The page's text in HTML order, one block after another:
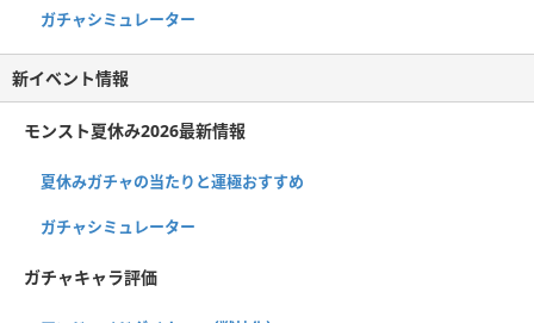
ガチャシミュレーター
新イベント情報
モンスト夏休み2026最新情報
夏休みガチャの当たりと運極おすすめ
ガチャシミュレーター
ガチャキャラ評価